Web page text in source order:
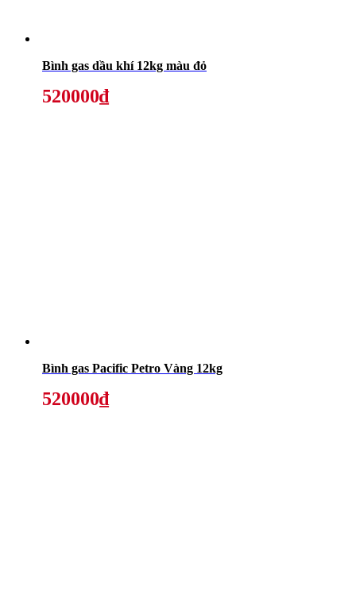
Bình gas dầu khí 12kg màu đỏ
520000₫
Bình gas Pacific Petro Vàng 12kg
520000₫